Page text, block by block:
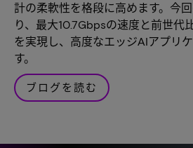
計の柔軟性を格段に高めます。今
り、最大10.7Gbpsの速度と前世代
を実現し、高度なエッジAIアプリ
す。
ブログを読む